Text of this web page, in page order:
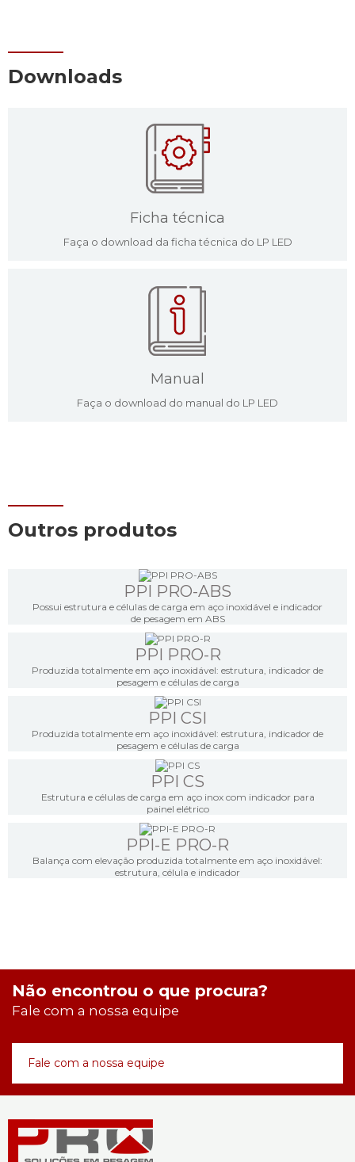
Downloads
Ficha técnica
Faça o download da ficha técnica do LP LED
Manual
Faça o download do manual do LP LED
Outros produtos
PPI PRO-ABS
Possui estrutura e células de carga em aço inoxidável e indicador
de pesagem em ABS
PPI PRO-R
Produzida totalmente em aço inoxidável: estrutura, indicador de
pesagem e células de carga
PPI CSI
Produzida totalmente em aço inoxidável: estrutura, indicador de
pesagem e células de carga
PPI CS
Estrutura e células de carga em aço inox com indicador para
painel elétrico
PPI-E PRO-R
Balança com elevação produzida totalmente em aço inoxidável:
estrutura, célula e indicador
Não encontrou o que procura?
Fale com a nossa equipe
Fale com a nossa equipe